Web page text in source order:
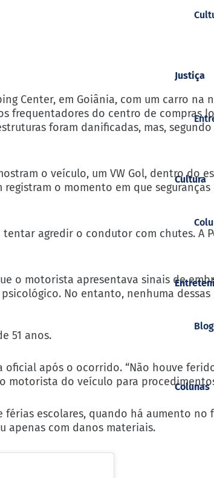
Justiça
Cultura
Colunas
Center, em Goiânia, com um carro na
frequentadores do centro de compras
foram danificadas, mas,
o veículo, um VW Gol, dentro do
o momento em que
tentar agredir o condutor com chutes. A
o motorista apresentava sinais de
No entanto, nenhuma
51 anos.
após o ocorrido. “Não houve
motorista do veículo para
escolares, quando há aumento
apenas com danos materiais.